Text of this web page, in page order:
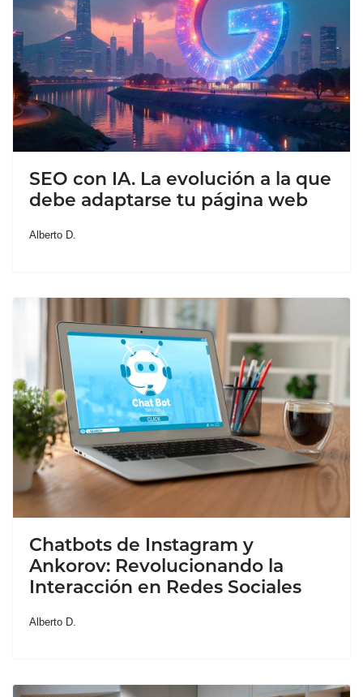
SEO con IA. La evolución a la que
debe adaptarse tu página web
Alberto D.
Chatbots de Instagram y
Ankorov: Revolucionando la
Interacción en Redes Sociales
Alberto D.